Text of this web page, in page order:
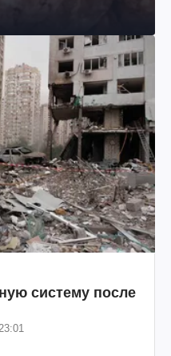
систему после